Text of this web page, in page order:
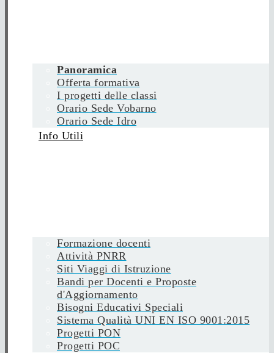
Panoramica
Offerta formativa
I progetti delle classi
Orario Sede Vobarno
Orario Sede Idro
Info Utili
Formazione docenti
Attività PNRR
Siti Viaggi di Istruzione
Bandi per Docenti e Proposte
d'Aggiornamento
Bisogni Educativi Speciali
Sistema Qualità UNI EN ISO 9001:2015
Progetti PON
Progetti POC